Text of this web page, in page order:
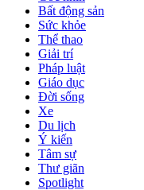
Bất động sản
Sức khỏe
Thể thao
Giải trí
Pháp luật
Giáo dục
Đời sống
Xe
Du lịch
Ý kiến
Tâm sự
Thư giãn
Spotlight